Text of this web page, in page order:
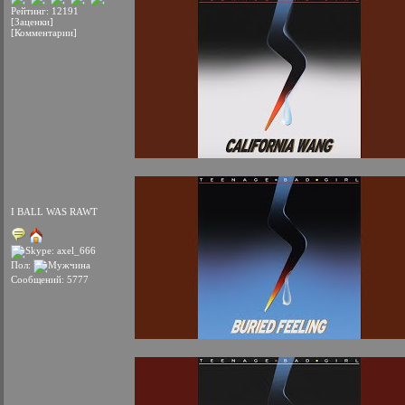
Рейтинг: 12191
[Заценки]
[Комментарии]
I BALL WAS RAWT
Пол:
Сообщений: 5777